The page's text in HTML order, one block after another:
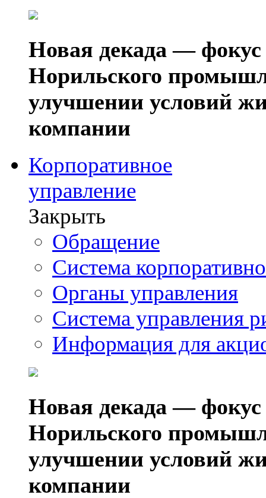
Новая декада — фокус
Норильского
улучшении условий
компании
Корпоративное
управление
Закрыть
Обращение
Система
Органы управления
Система управления
Информация для
Новая декада — фокус
Норильского
улучшении условий
компании